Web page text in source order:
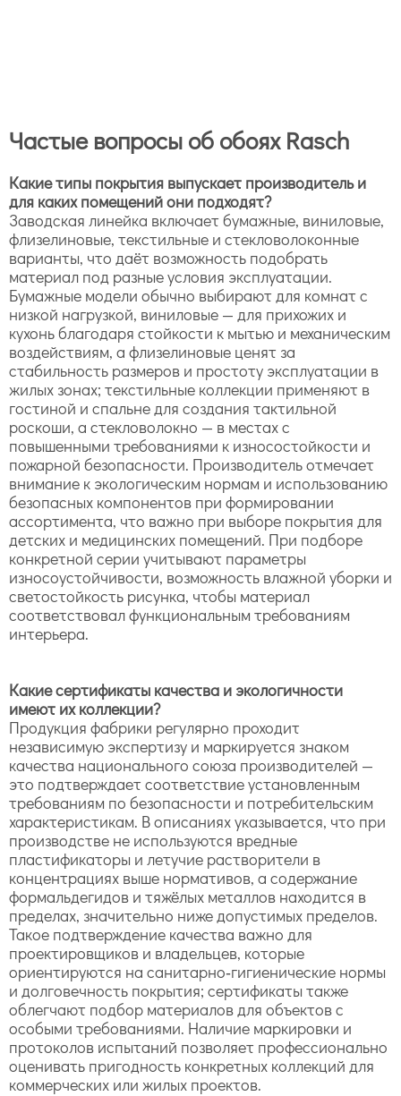
Частые вопросы об обоях Rasch
Какие типы покрытия выпускает производитель и
для каких помещений они подходят?
Заводская линейка включает бумажные, виниловые,
флизелиновые, текстильные и стекловолоконные
варианты, что даёт возможность подобрать
материал под разные условия эксплуатации.
Бумажные модели обычно выбирают для комнат с
низкой нагрузкой, виниловые — для прихожих и
кухонь благодаря стойкости к мытью и механическим
воздействиям, а флизелиновые ценят за
стабильность размеров и простоту эксплуатации в
жилых зонах; текстильные коллекции применяют в
гостиной и спальне для создания тактильной
роскоши, а стекловолокно — в местах с
повышенными требованиями к износостойкости и
пожарной безопасности. Производитель отмечает
внимание к экологическим нормам и использованию
безопасных компонентов при формировании
ассортимента, что важно при выборе покрытия для
детских и медицинских помещений. При подборе
конкретной серии учитывают параметры
износоустойчивости, возможность влажной уборки и
светостойкость рисунка, чтобы материал
соответствовал функциональным требованиям
интерьера.
Какие сертификаты качества и экологичности
имеют их коллекции?
Продукция фабрики регулярно проходит
независимую экспертизу и маркируется знаком
качества национального союза производителей —
это подтверждает соответствие установленным
требованиям по безопасности и потребительским
характеристикам. В описаниях указывается, что при
производстве не используются вредные
пластификаторы и летучие растворители в
концентрациях выше нормативов, а содержание
формальдегидов и тяжёлых металлов находится в
пределах, значительно ниже допустимых пределов.
Такое подтверждение качества важно для
проектировщиков и владельцев, которые
ориентируются на санитарно‑гигиенические нормы
и долговечность покрытия; сертификаты также
облегчают подбор материалов для объектов с
особыми требованиями. Наличие маркировки и
протоколов испытаний позволяет профессионально
оценивать пригодность конкретных коллекций для
коммерческих или жилых проектов.